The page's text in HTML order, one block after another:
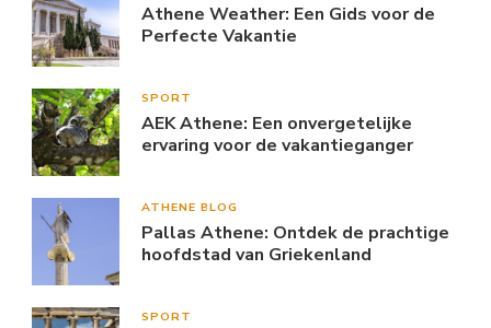
Athene Weather: Een Gids voor de
Perfecte Vakantie
SPORT
AEK Athene: Een onvergetelijke
ervaring voor de vakantieganger
ATHENE BLOG
Pallas Athene: Ontdek de prachtige
hoofdstad van Griekenland
SPORT